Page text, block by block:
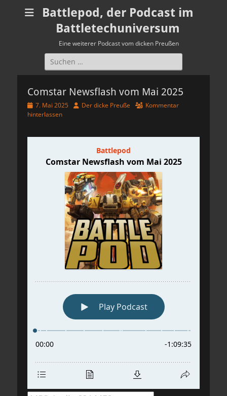
Battlepod, der Podcast im
Battletechuniversum
Eine weiterer Podcast vom dicken Preußen
Suchen
nach:
Comstar Newsflash vom Mai 2025
Veröffentlicht
am
7. Mai 2025 AutorDer dicke Preuße
Kommentar
hinterlassen